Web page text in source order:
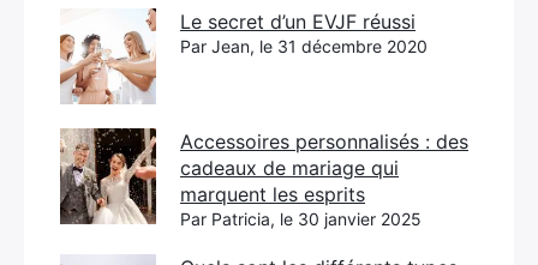
Le secret d’un EVJF réussi
Par Jean, le 31 décembre 2020
Accessoires personnalisés : des
cadeaux de mariage qui
marquent les esprits
Par Patricia, le 30 janvier 2025